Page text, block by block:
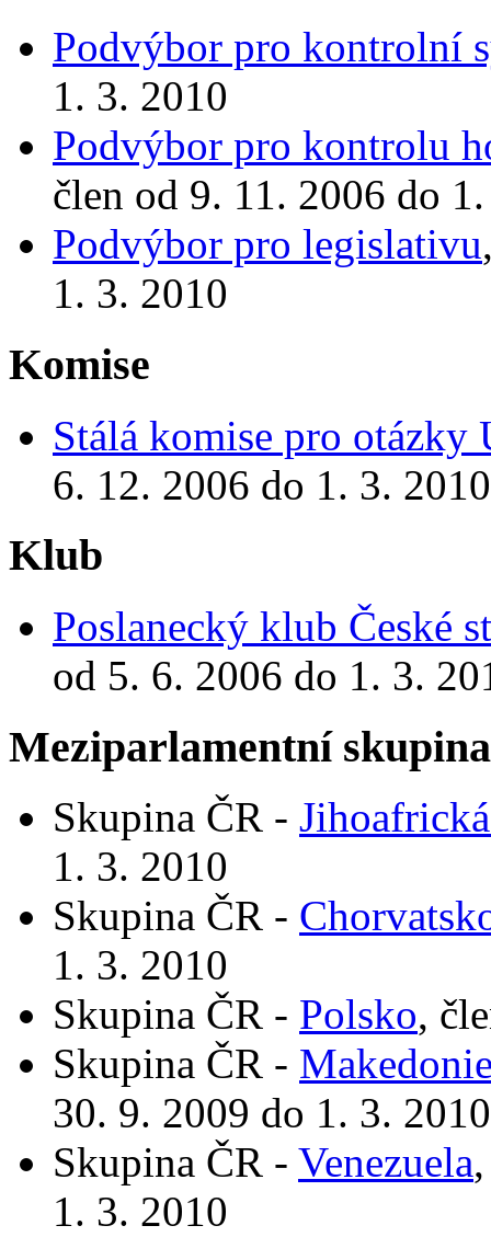
Podvýbor pro kontrolní
1. 3. 2010
Podvýbor pro kontrolu
člen od 9. 11. 2006 do
Podvýbor pro legislativu
1. 3. 2010
Komise
Stálá komise pro otázky
6. 12. 2006 do 1. 3. 2010
Klub
Poslanecký klub České
od 5. 6. 2006 do 1. 3.
Meziparlamentní
Skupina ČR -
1. 3. 2010
Skupina ČR -
1. 3. 2010
Skupina ČR - Polsko,
Skupina ČR -
30. 9. 2009 do 1. 3. 2010
Skupina ČR - Venezuela
1. 3. 2010